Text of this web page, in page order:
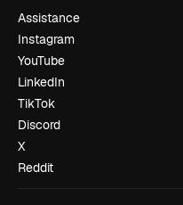
Assistance
Instagram
YouTube
LinkedIn
TikTok
Discord
X
Reddit